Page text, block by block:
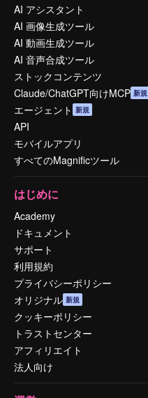
AI アシスタント
AI 画像生成ツール
AI 動画生成ツール
AI 音声合成ツール
ストックコンテンツ
Claude/ChatGPT向けMCP 新規
エージェント 新規
API
モバイルアプリ
すべてのMagnificツール
はじめに
Academy
ドキュメント
サポート
利用規約
プライバシーポリシー
オリジナル 新規
クッキーポリシー
トラストセンター
アフィリエイト
法人向け